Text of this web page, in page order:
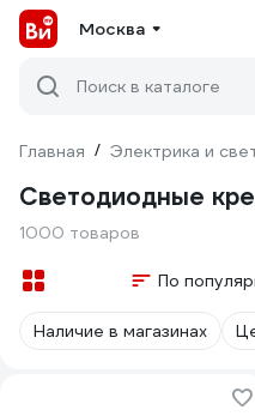
Москва
Поиск в каталоге
Главная / Электрика и
Светодиодные
1000 товаров
По
Наличие в магазинах